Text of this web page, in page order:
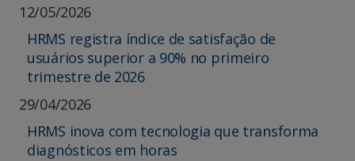
12/05/2026
HRMS registra índice de satisfação de
usuários superior a 90% no primeiro
trimestre de 2026
29/04/2026
HRMS inova com tecnologia que transforma
diagnósticos em horas